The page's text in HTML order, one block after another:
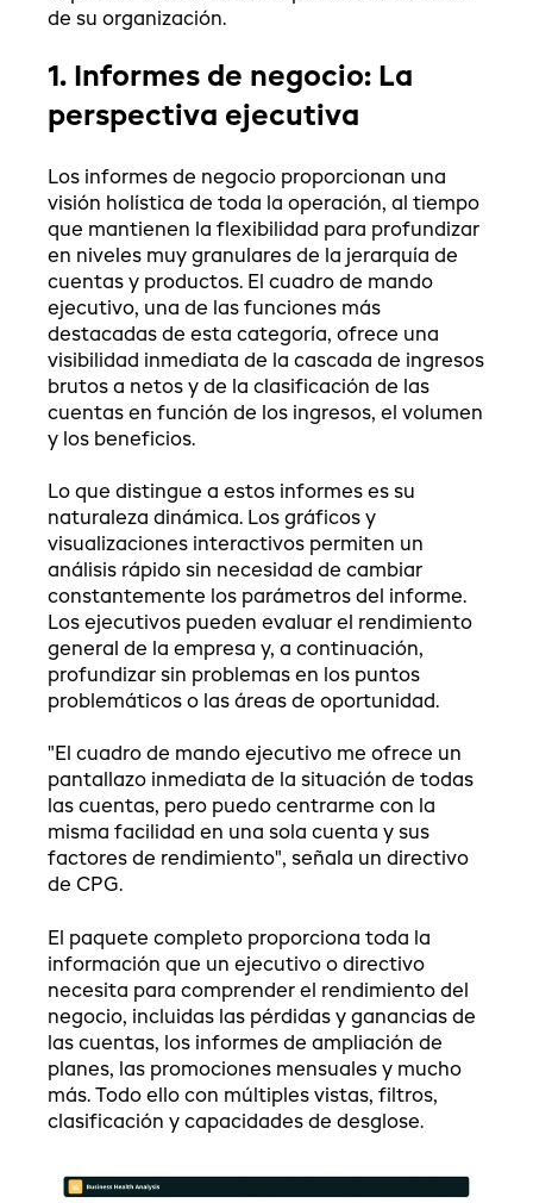
de su organización.
1. Informes de negocio: La
perspectiva ejecutiva
Los informes de negocio proporcionan una
visión holística de toda la operación, al tiempo
que mantienen la flexibilidad para profundizar
en niveles muy granulares de la jerarquía de
cuentas y productos. El cuadro de mando
ejecutivo, una de las funciones más
destacadas de esta categoría, ofrece una
visibilidad inmediata de la cascada de ingresos
brutos a netos y de la clasificación de las
cuentas en función de los ingresos, el volumen
y los beneficios.
Lo que distingue a estos informes es su
naturaleza dinámica. Los gráficos y
visualizaciones interactivos permiten un
análisis rápido sin necesidad de cambiar
constantemente los parámetros del informe.
Los ejecutivos pueden evaluar el rendimiento
general de la empresa y, a continuación,
profundizar sin problemas en los puntos
problemáticos o las áreas de oportunidad.
"El cuadro de mando ejecutivo me ofrece un
pantallazo inmediata de la situación de todas
las cuentas, pero puedo centrarme con la
misma facilidad en una sola cuenta y sus
factores de rendimiento", señala un directivo
de CPG.
El paquete completo proporciona toda la
información que un ejecutivo o directivo
necesita para comprender el rendimiento del
negocio, incluidas las pérdidas y ganancias de
las cuentas, los informes de ampliación de
planes, las promociones mensuales y mucho
más. Todo ello con múltiples vistas, filtros,
clasificación y capacidades de desglose.